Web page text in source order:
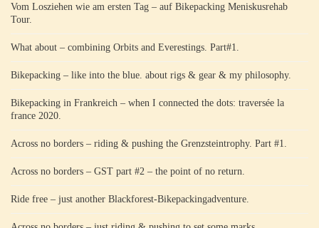
Vom Losziehen wie am ersten Tag – auf Bikepacking Meniskusrehab
Tour.
What about – combining Orbits and Everestings. Part#1.
Bikepacking – like into the blue. about rigs & gear & my philosophy.
Bikepacking in Frankreich – when I connected the dots: traversée la
france 2020.
Across no borders – riding & pushing the Grenzsteintrophy. Part #1.
Across no borders – GST part #2 – the point of no return.
Ride free – just another Blackforest-Bikepackingadventure.